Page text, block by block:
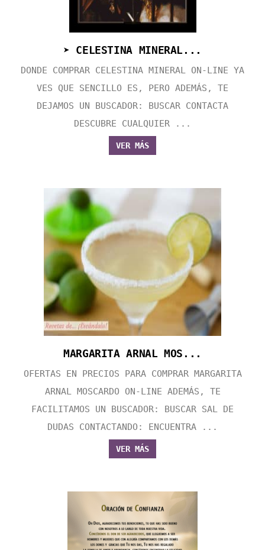
➤ CELESTINA MINERAL...
DONDE COMPRAR CELESTINA MINERAL ON-LINE YA
VES QUE SENCILLO ES, PERO ADEMÁS, TE
DEJAMOS UN BUSCADOR: BUSCAR CONTACTA
DESCUBRE CUALQUIER ...
VER MÁS
MARGARITA ARNAL MOS...
OFERTAS EN PRECIOS PARA COMPRAR MARGARITA
ARNAL MOSCARDO ON-LINE ADEMÁS, TE
FACILITAMOS UN BUSCADOR: BUSCAR SAL DE
DUDAS CONTACTANDO: ENCUENTRA ...
VER MÁS